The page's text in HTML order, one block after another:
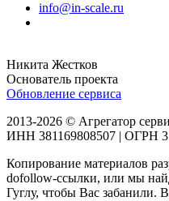
info@in-scale.ru
Никита Жестков
Основатель проекта
Обновление сервиса
2013-2026 © Агрегатор
ИНН 381169808507 | ОГРН
Копирование материалов
dofollow-ссылки, или мы
Гуглу, чтобы Вас забанили.